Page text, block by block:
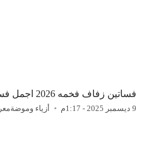
فساتين زفاف فخمه 2026 اجمل فساتين زفاف 2026
9 ديسمبر 2025 - 1:17م أزياء وموضة